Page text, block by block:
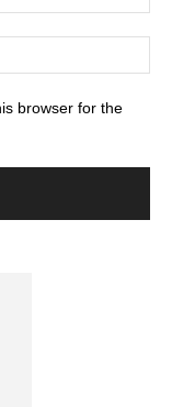
browser for the